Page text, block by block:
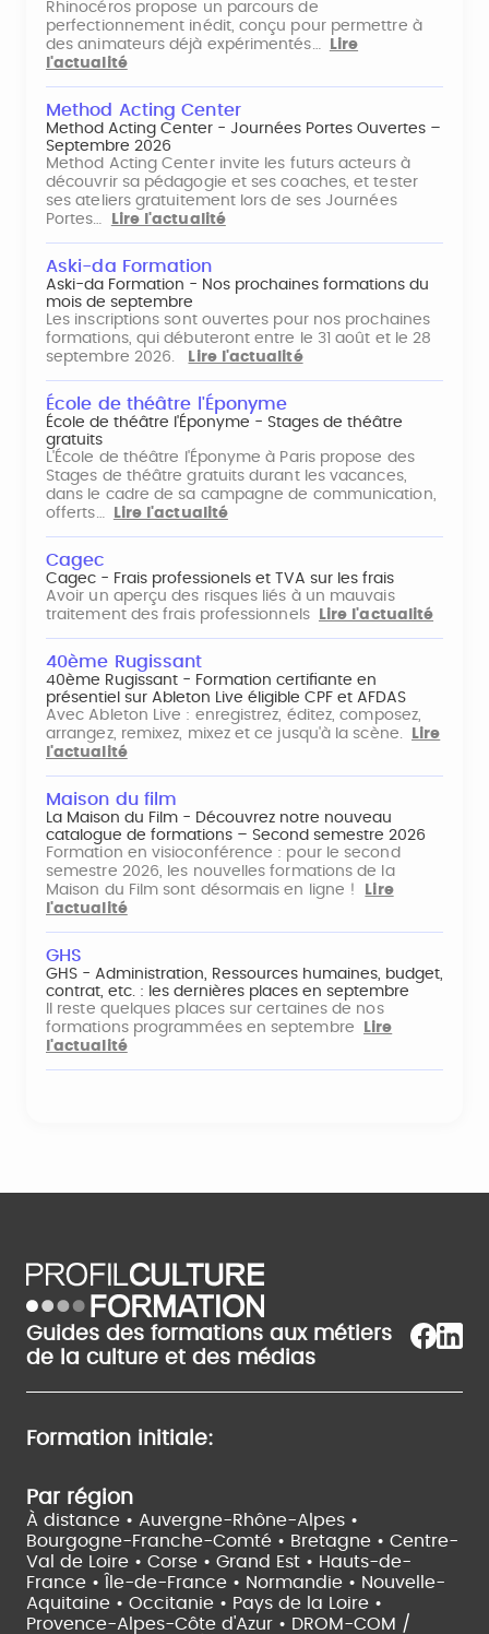
Rhinocéros propose un parcours de
perfectionnement inédit, conçu pour permettre à
des animateurs déjà expérimentés…
Lire
l'actualité
Method Acting Center
Method Acting Center - Journées Portes Ouvertes –
Septembre 2026
Method Acting Center invite les futurs acteurs à
découvrir sa pédagogie et ses coaches, et tester
ses ateliers gratuitement lors de ses Journées
Portes…
Lire l'actualité
Aski-da Formation
Aski-da Formation - Nos prochaines formations du
mois de septembre
Les inscriptions sont ouvertes pour nos prochaines
formations, qui débuteront entre le 31 août et le 28
septembre 2026.
Lire l'actualité
École de théâtre l'Éponyme
École de théâtre l'Éponyme - Stages de théâtre
gratuits
L'École de théâtre l'Éponyme à Paris propose des
Stages de théâtre gratuits durant les vacances,
dans le cadre de sa campagne de communication,
offerts…
Lire l'actualité
Cagec
Cagec - Frais professionels et TVA sur les frais
Avoir un aperçu des risques liés à un mauvais
traitement des frais professionnels
Lire l'actualité
40ème Rugissant
40ème Rugissant - Formation certifiante en
présentiel sur Ableton Live éligible CPF et AFDAS
Avec Ableton Live : enregistrez, éditez, composez,
arrangez, remixez, mixez et ce jusqu'à la scène.
Lire
l'actualité
Maison du film
La Maison du Film - Découvrez notre nouveau
catalogue de formations – Second semestre 2026
Formation en visioconférence : pour le second
semestre 2026, les nouvelles formations de la
Maison du Film sont désormais en ligne !
Lire
l'actualité
GHS
GHS - Administration, Ressources humaines, budget,
contrat, etc. : les dernières places en septembre
Il reste quelques places sur certaines de nos
formations programmées en septembre
Lire
l'actualité
Guides des formations aux métiers
de la culture et des médias
Formation initiale:
Par région
À distance • Auvergne-Rhône-Alpes •
Bourgogne-Franche-Comté • Bretagne • Centre-
Val de Loire • Corse • Grand Est • Hauts-de-
France •
Île-de-France • Normandie • Nouvelle-
Aquitaine • Occitanie • Pays de la Loire •
Provence-Alpes-Côte d'Azur • DROM-COM /